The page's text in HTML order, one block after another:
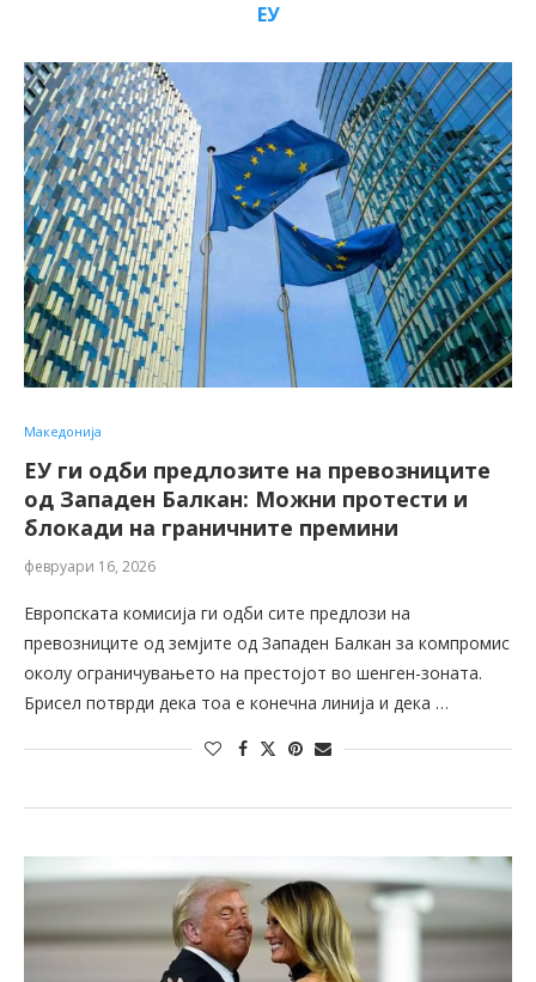
ЕУ
Македонија
ЕУ ги одби предлозите на превозниците
од Западен Балкан: Можни протести и
блокади на граничните премини
февруари 16, 2026
Европската комисија ги одби сите предлози на
превозниците од земјите од Западен Балкан за компромис
околу ограничувањето на престојот во шенген-зоната.
Брисел потврди дека тоа е конечна линија и дека …